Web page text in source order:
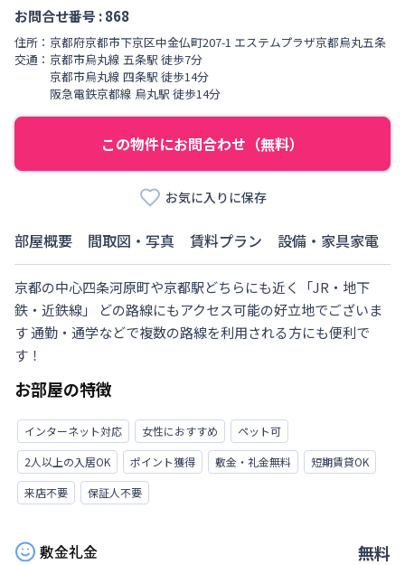
お問合せ番号 :868
住所： 京都府京都市下京区中金仏町207-1 エステムプラザ京都烏丸五条
交通： 京都市烏丸線 五条駅 徒歩7分
京都市烏丸線 四条駅 徒歩14分
阪急電鉄京都線 烏丸駅 徒歩14分
この物件にお問合わせ（無料）
お気に入りに保存
部屋概要 間取図・写真 賃料プラン 設備・家具家電
京都の中心四条河原町や京都駅どちらにも近く「JR・地下
鉄・近鉄線」 どの路線にもアクセス可能の好立地でございま
す 通勤・通学などで複数の路線を利用される方にも便利で
す！
お部屋の特徴
インターネット対応 女性におすすめ
ペット可
2人以上の入居OK
ポイント獲得 敷金・礼金無料
短期賃貸OK
来店不要
保証人不要
敷金礼金 無料